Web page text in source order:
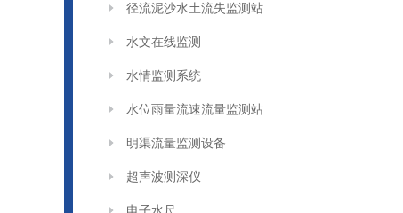
径流泥沙水土流失监测站
水文在线监测
水情监测系统
水位雨量流速流量监测站
明渠流量监测设备
超声波测深仪